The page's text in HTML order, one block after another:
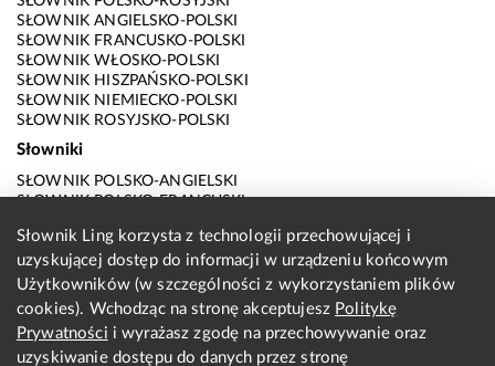
SŁOWNIK ANGIELSKO-POLSKI
SŁOWNIK FRANCUSKO-POLSKI
SŁOWNIK WŁOSKO-POLSKI
SŁOWNIK HISZPAŃSKO-POLSKI
SŁOWNIK NIEMIECKO-POLSKI
SŁOWNIK ROSYJSKO-POLSKI
Słowniki
SŁOWNIK POLSKO-ANGIELSKI
SŁOWNIK POLSKO-FRANCUSKI
SŁOWNIK POLSKO-HISZPAŃSKI
SŁOWNIK POLSKO-NIEMIECKI
SŁOWNIK POLSKO-ROSYJSKI
SŁOWNIK ANGIELSKO-POLSKI
SŁOWNIK FRANCUSKO-POLSKI
SŁOWNIK WŁOSKO-POLSKI
SŁOWNIK HISZPAŃSKO-POLSKI
Słownik Ling korzysta z technologii przechowującej i
uzyskującej dostęp do informacji w urządzeniu końcowym
Użytkowników (w szczególności z wykorzystaniem plików
cookies). Wchodząc na stronę akceptujesz Politykę
Prywatności i wyrażasz zgodę na przechowywanie oraz
uzyskiwanie dostępu do danych przez stronę